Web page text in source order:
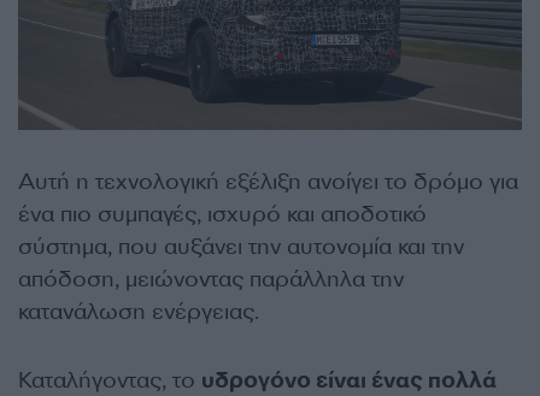
Αυτή η τεχνολογική εξέλιξη ανοίγει το δρόμο για
ένα πιο συμπαγές, ισχυρό και αποδοτικό
σύστημα, που αυξάνει την αυτονομία και την
απόδοση, μειώνοντας παράλληλα την
κατανάλωση ενέργειας.
Καταλήγοντας, το υδρογόνο είναι ένας πολλά